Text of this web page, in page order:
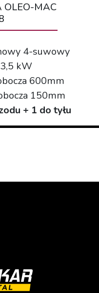
OLEO-MAC
4-suwowy
kW
600mm
150mm
+ 1 do tyłu